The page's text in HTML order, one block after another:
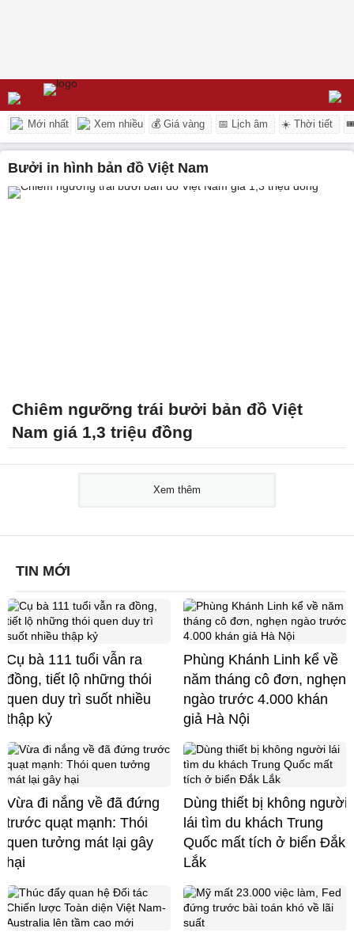
Mới nhất Xem nhiều 💰 Giá vàng 📅 Lịch âm ☀️ Thời tiết
bưởi in hình bản đồ Việt Nam
Chiêm ngưỡng trái bưởi bản đồ Việt
Nam giá 1,3 triệu đồng
Xem thêm
TIN MỚI
Cụ bà 111 tuổi vẫn ra
đồng, tiết lộ những thói
quen duy trì suốt nhiều
thập kỷ
Phùng Khánh Linh kể về
năm tháng cô đơn, nghẹn
ngào trước 4.000 khán
giả Hà Nội
Vừa đi nắng về đã đứng
trước quạt mạnh: Thói
quen tưởng mát lại gây
hại
Dùng thiết bị không người
lái tìm du khách Trung
Quốc mất tích ở biển Đắk
Lắk